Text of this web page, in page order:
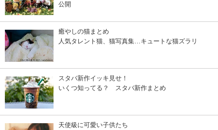
公開
癒やしの猫まとめ
人気タレント猫、猫写真集…キュートな猫ズラリ
スタバ新作イッキ見せ！
いくつ知ってる？ スタバ新作まとめ
天使級に可愛い子供たち